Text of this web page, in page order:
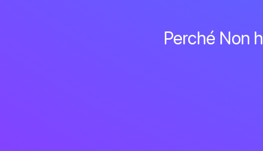
Perché Non